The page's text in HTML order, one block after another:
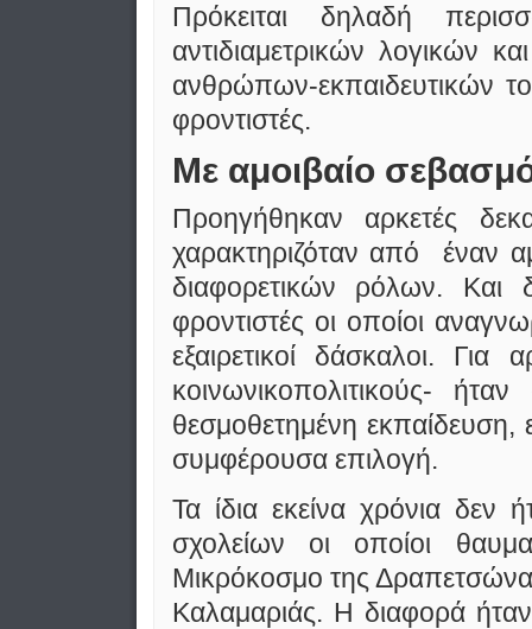
Πρόκειται δηλαδή
αντιδιαμετρικών λογικών
ανθρώπων-εκπαιδευτικών
φροντιστές.
Με αμοιβαίο
Προηγήθηκαν αρκετές
χαρακτηριζόταν από έναν
διαφορετικών ρόλων. Και
φροντιστές οι οποίοι
εξαιρετικοί δάσκαλοι.
κοινωνικοπολιτικούς-
θεσμοθετημένη εκπαίδευση,
συμφέρουσα επιλογή.
Τα ίδια εκείνα χρόνια δεν
σχολείων οι οποίοι
Μικρόκοσμο της
Καλαμαριάς. Η διαφορά